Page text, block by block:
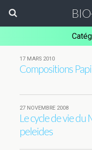
17 MARS 2010
Compositions
27 NOVEMBRE 2008
Le cycle de vie du
peleides